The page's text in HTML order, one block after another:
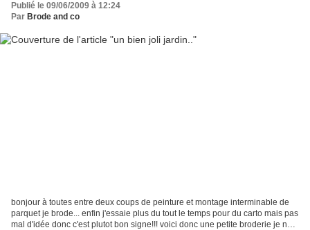
Publié le 09/06/2009 à 12:24
Par Brode and co
bonjour à toutes entre deux coups de peinture et montage interminable de
parquet je brode... enfin j'essaie plus du tout le temps pour du carto mais pas
mal d'idée donc c'est plutot bon signe!!! voici donc une petite broderie je ne